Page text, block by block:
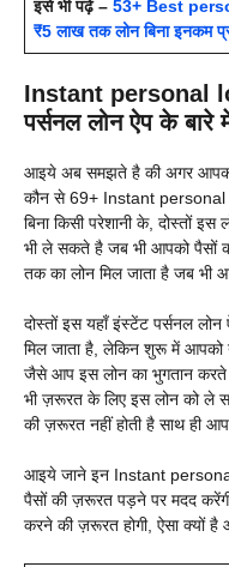
इसे भी पढ़े – 53+ Best
₹5 लाख तक लोन बिना इनकम
Instant personal
पर्सनल लोन ऐप के बारे
आइये अब समझते है की अगर आपको
कौन से 69+ Instant personal
बिना किसी परेशानी के, दोस्तों
भी ले सकते है जब भी आपको पैसों
तक का लोन मिल जाता है जब भी
दोस्तों इस यहाँ इंस्टेंट पर्सनल
मिल जाता है, लेकिन शुरू में
जैसे आप इस लोन का भुगतान करते
भी ज़रूरत के लिए इस लोन को ले
की ज़रूरत नहीं होती है साथ ही
आइये जाने इन Instant
पैसों की ज़रूरत पड़ने पर मदद
करने की ज़रूरत होगी, ऐसा क्यों है